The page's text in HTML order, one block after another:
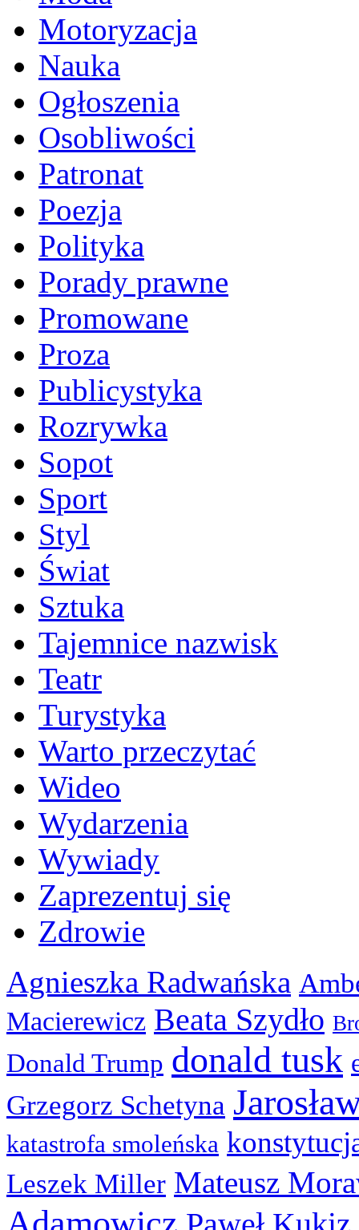
Motoryzacja
Nauka
Ogłoszenia
Osobliwości
Patronat
Poezja
Polityka
Porady prawne
Promowane
Proza
Publicystyka
Rozrywka
Sopot
Sport
Styl
Świat
Sztuka
Tajemnice nazwisk
Teatr
Turystyka
Warto przeczytać
Wideo
Wydarzenia
Wywiady
Zaprezentuj się
Zdrowie
Agnieszka Radwańska
Macierewicz Beata Szydło
Donald Trump donald tusk
Grzegorz Schetyna
katastrofa smoleńska
Leszek Miller Mateusz